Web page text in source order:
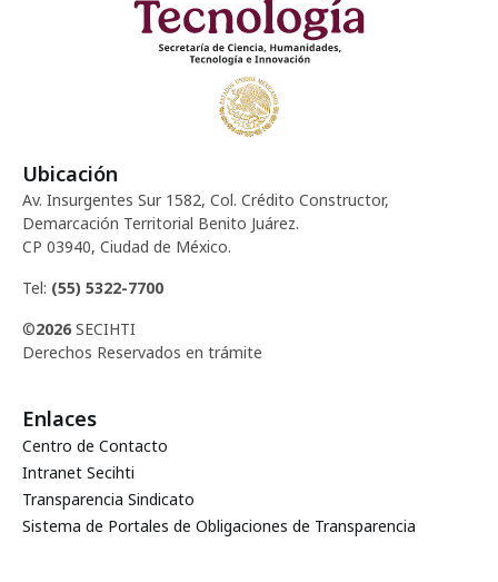
Ubicación
Av. Insurgentes Sur 1582, Col. Crédito Constructor,
Demarcación Territorial Benito Juárez.
CP 03940, Ciudad de México.
Tel: (55) 5322-7700
©2026 SECIHTI
Derechos Reservados en trámite
Enlaces
Centro de Contacto
Intranet Secihti
Transparencia Sindicato
Sistema de Portales de Obligaciones de Transparencia